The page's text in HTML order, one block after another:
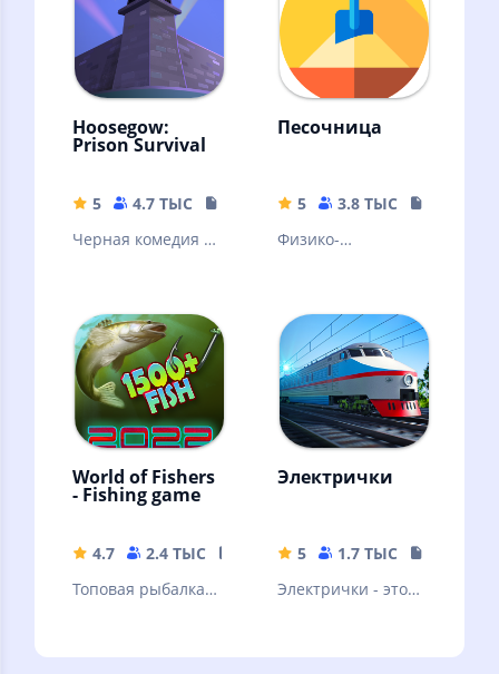
Hoosegow:
Prison Survival
5 4.7 ТЫС
122.8 MB
Черная комедия о
тюрьме.
Песочница
5 3.8 ТЫС
Физико-
игры с падающим
песком
World of Fishers
- Fishing game
4.7 2.4 ТЫС
114.61 MB
Топовая рыбалка
Электрички
5 1.7 ТЫС
Электрички - это